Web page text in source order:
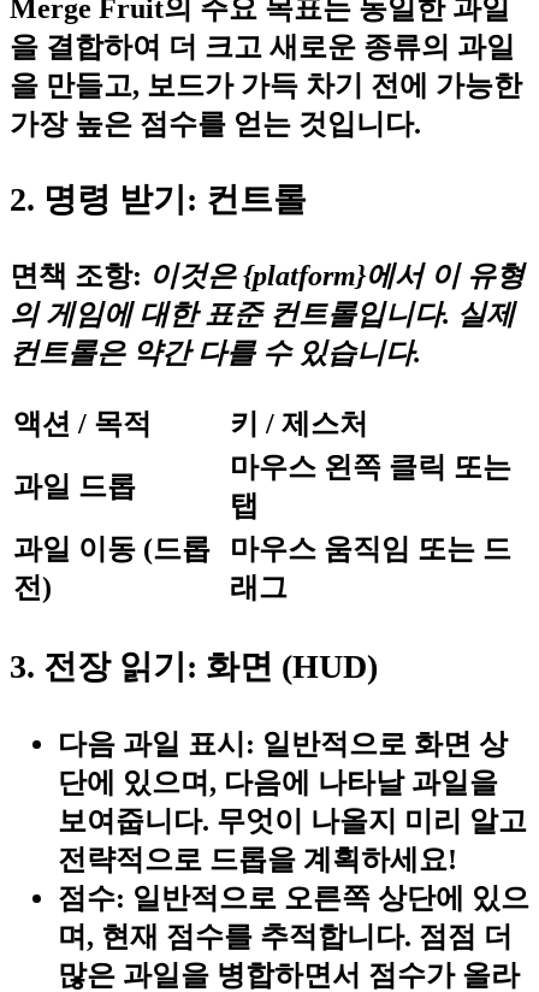
Merge Fruit의 주요 목표는 동일한 과일
을 결합하여 더 크고 새로운 종류의 과일
을 만들고, 보드가 가득 차기 전에 가능한
가장 높은 점수를 얻는 것입니다.
2. 명령 받기: 컨트롤
면책 조항: 이것은 {platform}에서 이 유형
의 게임에 대한 표준 컨트롤입니다. 실제
컨트롤은 약간 다를 수 있습니다.
액션 / 목적
키 / 제스처
과일 드롭
마우스 왼쪽 클릭 또는
탭
과일 이동 (드롭
전)
마우스 움직임 또는 드
래그
3. 전장 읽기: 화면 (HUD)
다음 과일 표시: 일반적으로 화면 상
단에 있으며, 다음에 나타날 과일을
보여줍니다. 무엇이 나올지 미리 알고
전략적으로 드롭을 계획하세요!
점수: 일반적으로 오른쪽 상단에 있으
며, 현재 점수를 추적합니다. 점점 더
많은 과일을 병합하면서 점수가 올라